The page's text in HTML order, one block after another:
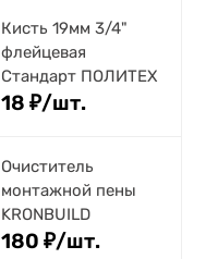
Кисть 19мм 3/4"
флейцевая
Стандарт ПОЛИТЕХ
18 ₽/шт.
Очиститель
монтажной пены
KRONBUILD
180 ₽/шт.